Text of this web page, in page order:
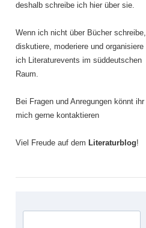
deshalb schreibe ich hier über sie.
Wenn ich nicht über Bücher schreibe,
diskutiere, moderiere und organisiere
ich Literaturevents im süddeutschen
Raum.
Bei Fragen und Anregungen könnt ihr
mich gerne kontaktieren
Viel Freude auf dem Literaturblog!